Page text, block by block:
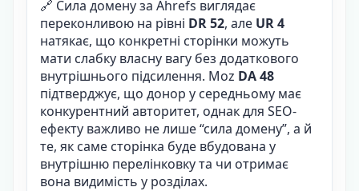
🔗 Сила домену за Ahrefs виглядає
переконливою на рівні DR 52, але UR 4
натякає, що конкретні сторінки можуть
мати слабку власну вагу без додаткового
внутрішнього підсилення. Moz DA 48
підтверджує, що донор у середньому має
конкурентний авторитет, однак для SEO-
ефекту важливо не лише “сила домену”, а й
те, як саме сторінка буде вбудована у
внутрішню перелінковку та чи отримає
вона видимість у розділах.